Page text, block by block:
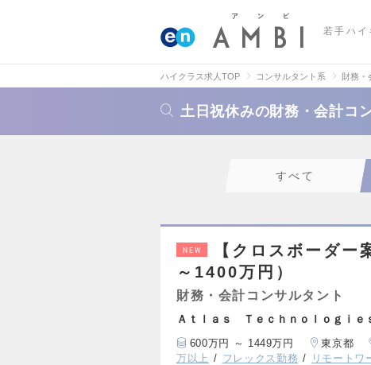
若手ハイ
ハイクラス求人TOP コンサルタント系 財務・
土日祝休みの財務・会計コ
すべて
NEW
【クロスボーダ
～1400万円）
財務・会計コンサルタント
Ａｔｌａｓ Ｔｅｃｈｎｏｌｏｇｉｅ
600万円 ～ 1449万円 東京都
万以上
フレックス勤務 リモートワ